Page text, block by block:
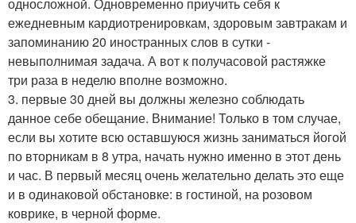
ежедневным кардиотренировкам, здоровым завтракам и
запоминанию 20 иностранных слов в сутки -
невыполнимая задача. А вот к получасовой растяжке
три раза в неделю вполне возможно.
3. первые 30 дней вы должны железно соблюдать
данное себе обещание. Внимание! Только в том случае,
если вы хотите всю оставшуюся жизнь заниматься йогой
по вторникам в 8 утра, начать нужно именно в этот день
и час. В первый месяц очень желательно делать это еще
и в одинаковой обстановке: в гостиной, на розовом
коврике, в черной форме.